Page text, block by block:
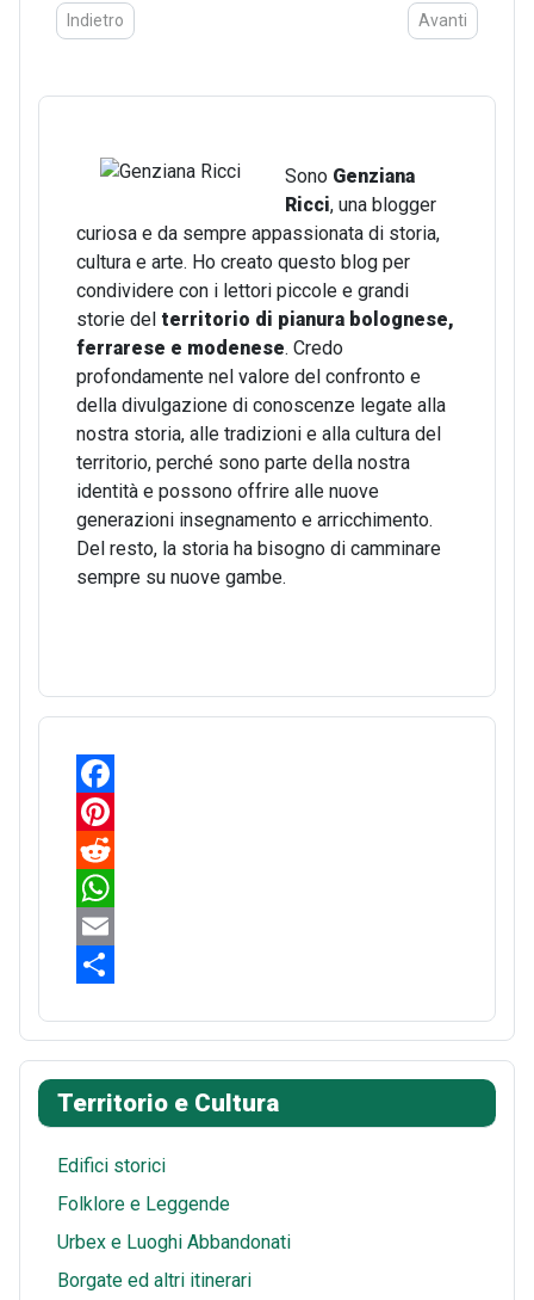
Articolo precedente: "Parva, sed apta mihi": la piccola casa
Indietro Articolo
Avanti
Sono Genziana
Ricci, una blogger
curiosa e da sempre appassionata di storia,
cultura e arte. Ho creato questo blog per
condividere con i lettori piccole e grandi
storie del territorio di pianura bolognese,
ferrarese e modenese. Credo
profondamente nel valore del confronto e
della divulgazione di conoscenze legate alla
nostra storia, alle tradizioni e alla cultura del
territorio, perché sono parte della nostra
identità e possono offrire alle nuove
generazioni insegnamento e arricchimento.
Del resto, la storia ha bisogno di camminare
sempre su nuove gambe.
F
a
c
e
b
o
k
P
n
r
e
s
t
R
e
d
i
t
W
h
t
s
A
p
p
E
a
i
l
h
a
r
e
Territorio e Cultura
Edifici storici
Folklore e Leggende
Urbex e Luoghi Abbandonati
Borgate ed altri itinerari